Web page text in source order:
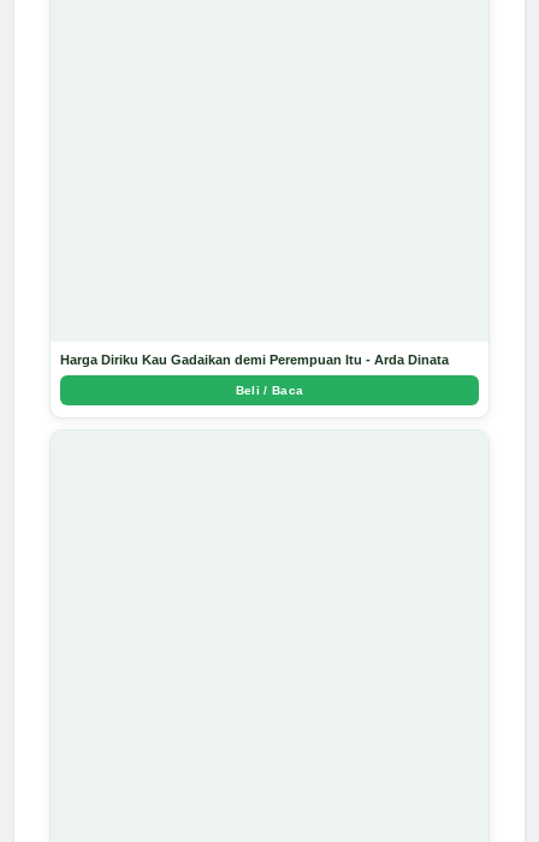
Harga Diriku Kau Gadaikan demi Perempuan Itu - Arda Dinata
Beli / Baca